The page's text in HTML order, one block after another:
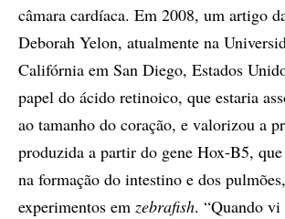
câmara cardíaca. Em 2008, um artigo
Deborah Yelon, atualmente na
Califórnia em San Diego, Estados
papel do ácido retinoico, que estaria
ao tamanho do coração, e valorizou a
produzida a partir do gene Hox-B5,
na formação do intestino e dos
experimentos em zebrafish. “Quando vi